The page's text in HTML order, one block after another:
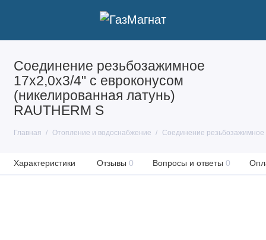
Соединение резьбозажимное
17х2,0х3/4" с евроконусом
(никелированная латунь)
RAUTHERM S
Главная Отопление и водоснабжение Соединение резьбозажимное
Характеристики Отзывы 0 Вопросы и ответы 0